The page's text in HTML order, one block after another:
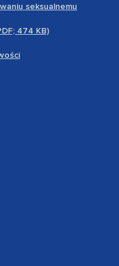
seksualnemu
474 KB)